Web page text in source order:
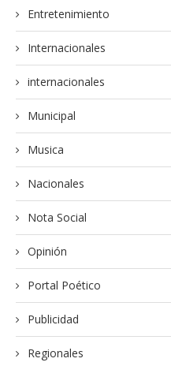
Entretenimiento
Internacionales
internacionales
Municipal
Musica
Nacionales
Nota Social
Opinión
Portal Poético
Publicidad
Regionales